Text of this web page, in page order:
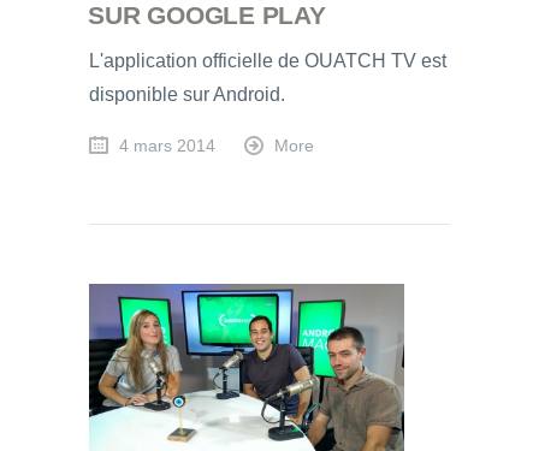
SUR GOOGLE PLAY
L'application officielle de OUATCH TV est
disponible sur Android.
4 mars 2014 More